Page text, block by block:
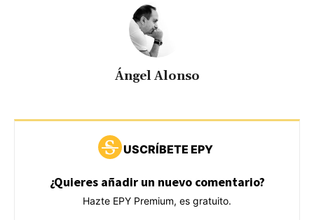
Ángel Alonso
USCRÍBETE EPY
¿Quieres añadir un nuevo comentario?
Hazte EPY Premium, es gratuito.